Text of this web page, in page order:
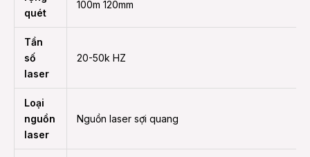
quét
100m 120mm
Tần
số
laser
20-50k HZ
Loại
nguồn
laser
Nguồn laser sợi quang